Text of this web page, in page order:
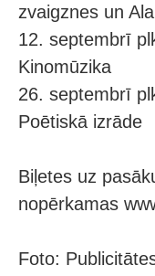
zvaigznes un
12. septembrī
Kinomūzika
26. septembrī
Poētiskā izrāde
Biļetes uz
nopērkamas
Foto: